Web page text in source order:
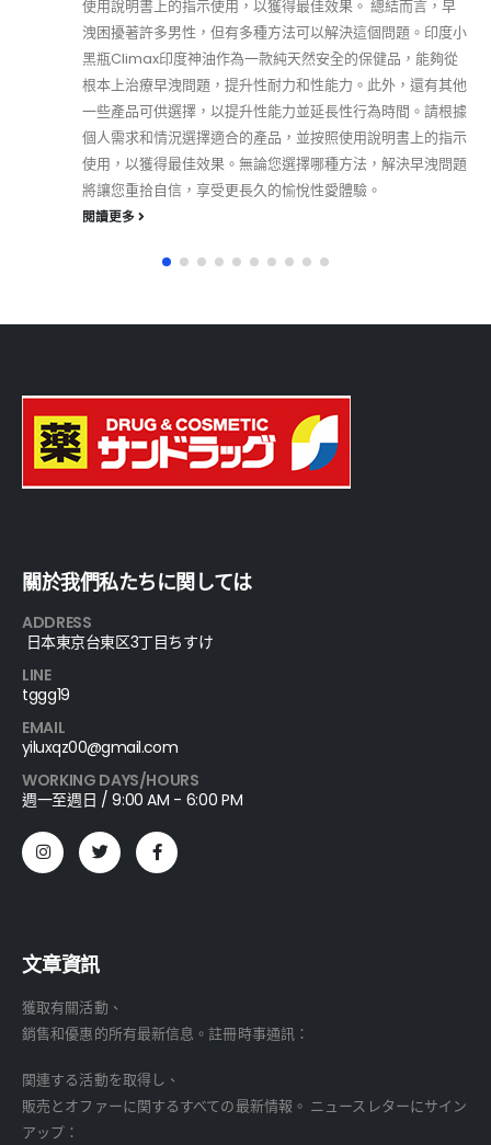
使用說明書上的指示使用，以獲得最佳效果。 總結而言，早
洩困擾著許多男性，但有多種方法可以解決這個問題。印度小
黑瓶Climax印度神油作為一款純天然安全的保健品，能夠從
根本上治療早洩問題，提升性耐力和性能力。此外，還有其他
一些產品可供選擇，以提升性能力並延長性行為時間。請根據
個人需求和情況選擇適合的產品，並按照使用說明書上的指示
使用，以獲得最佳效果。無論您選擇哪種方法，解決早洩問題
將讓您重拾自信，享受更長久的愉悅性愛體驗。
閱讀更多
關於我們私たちに関しては
ADDRESS
日本東京台東区3丁目ちすけ
LINE
tggg19
EMAIL
yiluxqz00@gmail.com
WORKING DAYS/HOURS
週一至週日 / 9:00 AM - 6:00 PM
文章資訊
獲取有關活動、
銷售和優惠的所有最新信息。註冊時事通訊：
関連する活動を取得し、
販売とオファーに関するすべての最新情報。 ニュースレターにサイン
アップ：